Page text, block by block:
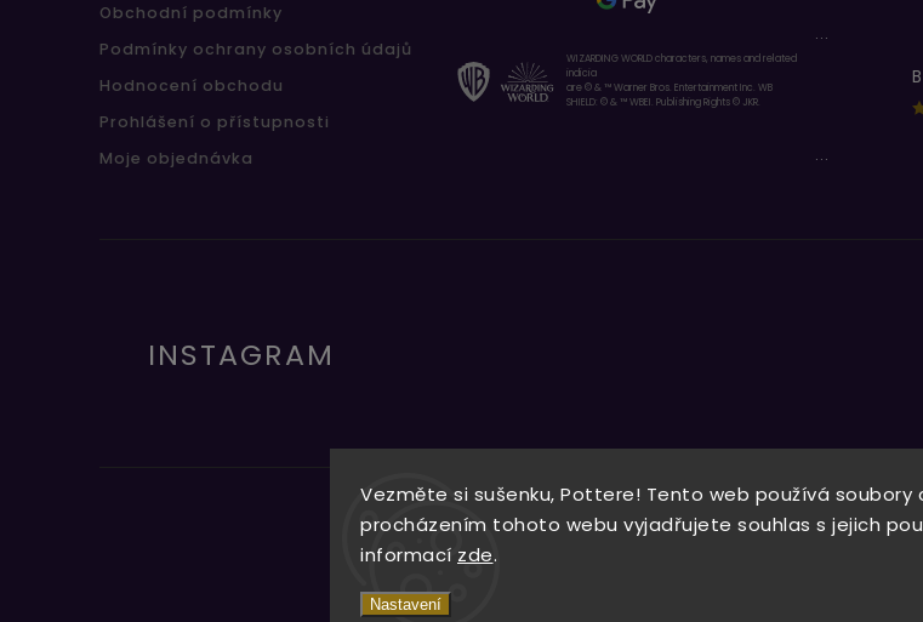
Vezměte si sušenku, Pottere! Tento web používá soubory
procházením tohoto webu vyjadřujete souhlas s jejich
informací zde.
Nastavení
Obchodní podmínky
Podmínky ochrany osobních údajů
Hodnocení obchodu
Prohlášení o přístupnosti
Moje objednávka
WIZARDING WORLD characters, names and related
indicia
are © & ™ Warner Bros. Entertainment Inc. WB
SHIELD: © & ™ WBEI. Publishing Rights © JKR.
...
...
INSTAGRAM
Copyright 2026Wizardo. Všechna